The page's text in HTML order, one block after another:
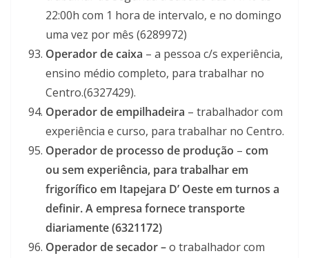
22:00h com 1 hora de intervalo, e no domingo
uma vez por mês (6289972)
Operador de caixa – a pessoa c/s experiência,
ensino médio completo, para trabalhar no
Centro.(6327429).
Operador de empilhadeira – trabalhador com
experiência e curso, para trabalhar no Centro.
Operador de processo de produção – com
ou sem experiência, para trabalhar em
frigorífico em Itapejara D’ Oeste em turnos a
definir. A empresa fornece transporte
diariamente (6321172)
Operador de secador –o trabalhador com